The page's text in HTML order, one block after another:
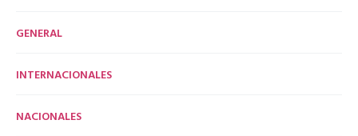
GENERAL
INTERNACIONALES
NACIONALES